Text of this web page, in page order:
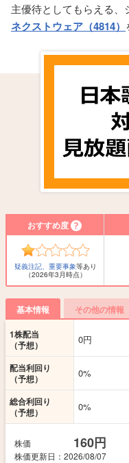
主優待としてもらえる、
ネクストウェア（4814）
おすすめ度
疑義注記、重要事象等あり
（2026年3月時点）
基本情報 その他の情報
1株配当
（予想）
0円
配当利回り
（予想）
0%
総合利回り
（予想）
0%
株価 160円
株価更新日 ：2026/08/07